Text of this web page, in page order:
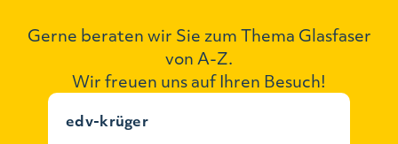
Gerne beraten wir Sie zum Thema Glasfaser
von A-Z.
Wir freuen uns auf Ihren Besuch!
edv-krüger